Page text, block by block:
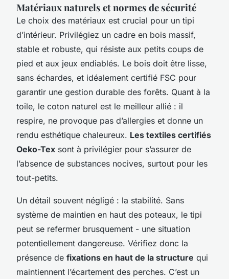
Matériaux naturels et normes de sécurité
Le choix des matériaux est crucial pour un tipi
d’intérieur. Privilégiez un cadre en bois massif,
stable et robuste, qui résiste aux petits coups de
pied et aux jeux endiablés. Le bois doit être lisse,
sans échardes, et idéalement certifié FSC pour
garantir une gestion durable des forêts. Quant à la
toile, le coton naturel est le meilleur allié : il
respire, ne provoque pas d’allergies et donne un
rendu esthétique chaleureux. Les textiles certifiés
Oeko-Tex sont à privilégier pour s’assurer de
l’absence de substances nocives, surtout pour les
tout-petits.
Un détail souvent négligé : la stabilité. Sans
système de maintien en haut des poteaux, le tipi
peut se refermer brusquement - une situation
potentiellement dangereuse. Vérifiez donc la
présence de fixations en haut de la structure qui
maintiennent l’écartement des perches. C’est un